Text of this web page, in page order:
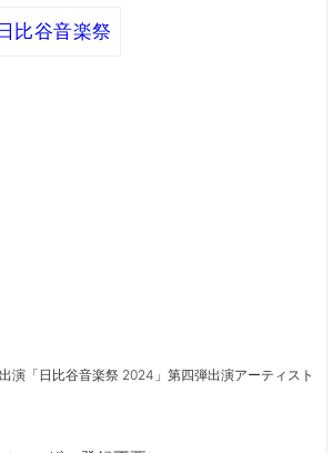
日比谷音楽祭
演「日比谷音楽祭 2024」第四弾出演アーティスト